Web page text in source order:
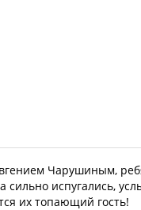
Чарушиным,
испугались,
их топающий гость!